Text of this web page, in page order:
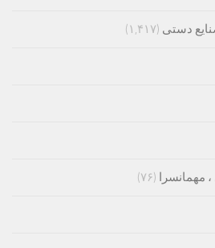
دستی (۱,۴۱۷)
مهمانسرا (۷۶)